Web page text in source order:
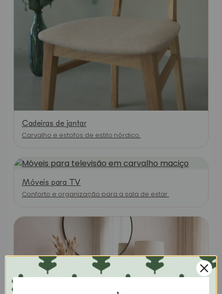
Cadeiras de jantar
Carvalho e estofos de estilo nórdico.
Móveis para TV
Conforto e organização para a sala de estar.